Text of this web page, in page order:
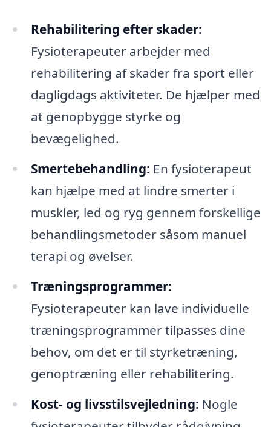
Rehabilitering efter skader:
Fysioterapeuter arbejder med
rehabilitering af skader fra sport eller
dagligdags aktiviteter. De hjælper med
at genopbygge styrke og
bevægelighed.
Smertebehandling: En fysioterapeut
kan hjælpe med at lindre smerter i
muskler, led og ryg gennem forskellige
behandlingsmetoder såsom manuel
terapi og øvelser.
Træningsprogrammer:
Fysioterapeuter kan lave individuelle
træningsprogrammer tilpasses dine
behov, om det er til styrketræning,
genoptræning eller rehabilitering.
Kost- og livsstilsvejledning: Nogle